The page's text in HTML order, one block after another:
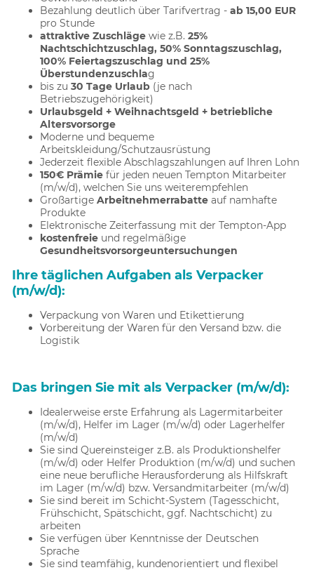
Bezahlung deutlich über Tarifvertrag - ab 15,00 EUR
pro Stunde
attraktive Zuschläge wie z.B. 25%
Nachtschichtzuschlag, 50% Sonntagszuschlag,
100% Feiertagszuschlag und 25%
Überstundenzuschlag
bis zu 30 Tage Urlaub (je nach
Betriebszugehörigkeit)
Urlaubsgeld + Weihnachtsgeld + betriebliche
Altersvorsorge
Moderne und bequeme
Arbeitskleidung/Schutzausrüstung
Jederzeit flexible Abschlagszahlungen auf Ihren Lohn
150€ Prämie für jeden neuen Tempton Mitarbeiter
(m/w/d), welchen Sie uns weiterempfehlen
Großartige Arbeitnehmerrabatte auf namhafte
Produkte
Elektronische Zeiterfassung mit der Tempton-App
kostenfreie und regelmäßige
Gesundheitsvorsorgeuntersuchungen
Ihre täglichen Aufgaben als Verpacker
(m/w/d):
Verpackung von Waren und Etikettierung
Vorbereitung der Waren für den Versand bzw. die
Logistik
Das bringen Sie mit als Verpacker (m/w/d):
Idealerweise erste Erfahrung als Lagermitarbeiter
(m/w/d), Helfer im Lager (m/w/d) oder Lagerhelfer
(m/w/d)
Sie sind Quereinsteiger z.B. als Produktionshelfer
(m/w/d) oder Helfer Produktion (m/w/d) und suchen
eine neue berufliche Herausforderung als Hilfskraft
im Lager (m/w/d) bzw. Versandmitarbeiter (m/w/d)
Sie sind bereit im Schicht-System (Tagesschicht,
Frühschicht, Spätschicht, ggf. Nachtschicht) zu
arbeiten
Sie verfügen über Kenntnisse der Deutschen
Sprache
Sie sind teamfähig, kundenorientiert und flexibel